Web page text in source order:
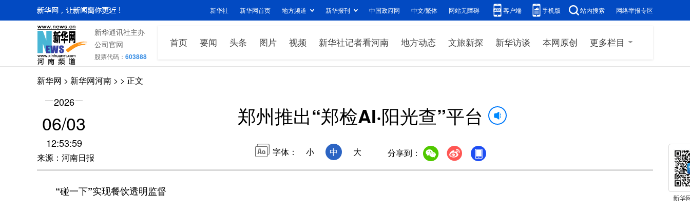
新华社 新华网首页 地方频道 新华报刊 中国政府网 中文/繁体 网站无障碍 客户端 手机版 站内搜索 网络举报专区
新华通讯社主办
公司官网
股票代码： 603888
首页 要闻 头条 图片 视频 新华社记者看河南 地方动态 文旅新探 新华访谈 本网原创 更多栏目
新华网 > 新华网河南 > > 正文
2026
06/03
12:53:59
来源：河南日报
郑州推出“郑检AI·阳光查”平台
字体： 小 中 大 分享到：
“碰一下”实现餐饮透明监督